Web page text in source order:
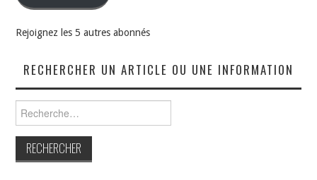
Rejoignez les 5 autres abonnés
RECHERCHER UN ARTICLE OU UNE INFORMATION